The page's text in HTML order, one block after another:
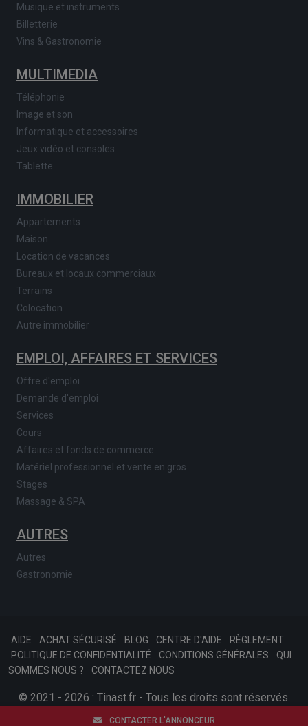
CONTACTER L'ANNONCEUR
Musique et instruments
Billetterie
Vins & Gastronomie
MULTIMEDIA
Téléphonie
Image et son
Informatique et accessoires
Jeux vidéo et consoles
Tablette
IMMOBILIER
Appartements
Maison
Location de vacances
Bureaux et locaux commerciaux
Terrains
Colocation
Autre immobilier
EMPLOI, AFFAIRES ET SERVICES
Offre d'emploi
Demande d'emploi
Services
Cours
Affaires et fonds de commerce
Matériel professionnel et vente en gros
Stages
Massage & SPA
AUTRES
Autres
Gastronomie
AIDE ACHAT SÉCURISÉ BLOG CENTRE D'AIDE
RÈGLEMENT
POLITIQUE DE CONFIDENTIALITÉ
CONDITIONS GÉNÉRALES
QUI
SOMMES NOUS ?
CONTACTEZ NOUS
© 2021 - 2026 : Tinast.fr - Tous les droits sont réservés.
SKONSOFT Afariat.com